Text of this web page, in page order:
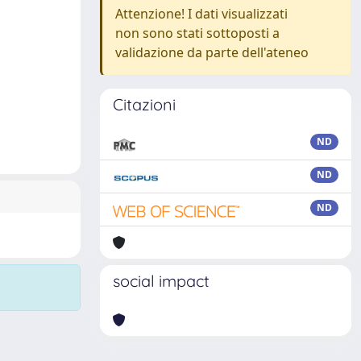
Attenzione! I dati visualizzati
non sono stati sottoposti a
validazione da parte dell'ateneo
Citazioni
ND
ND
ND
social impact